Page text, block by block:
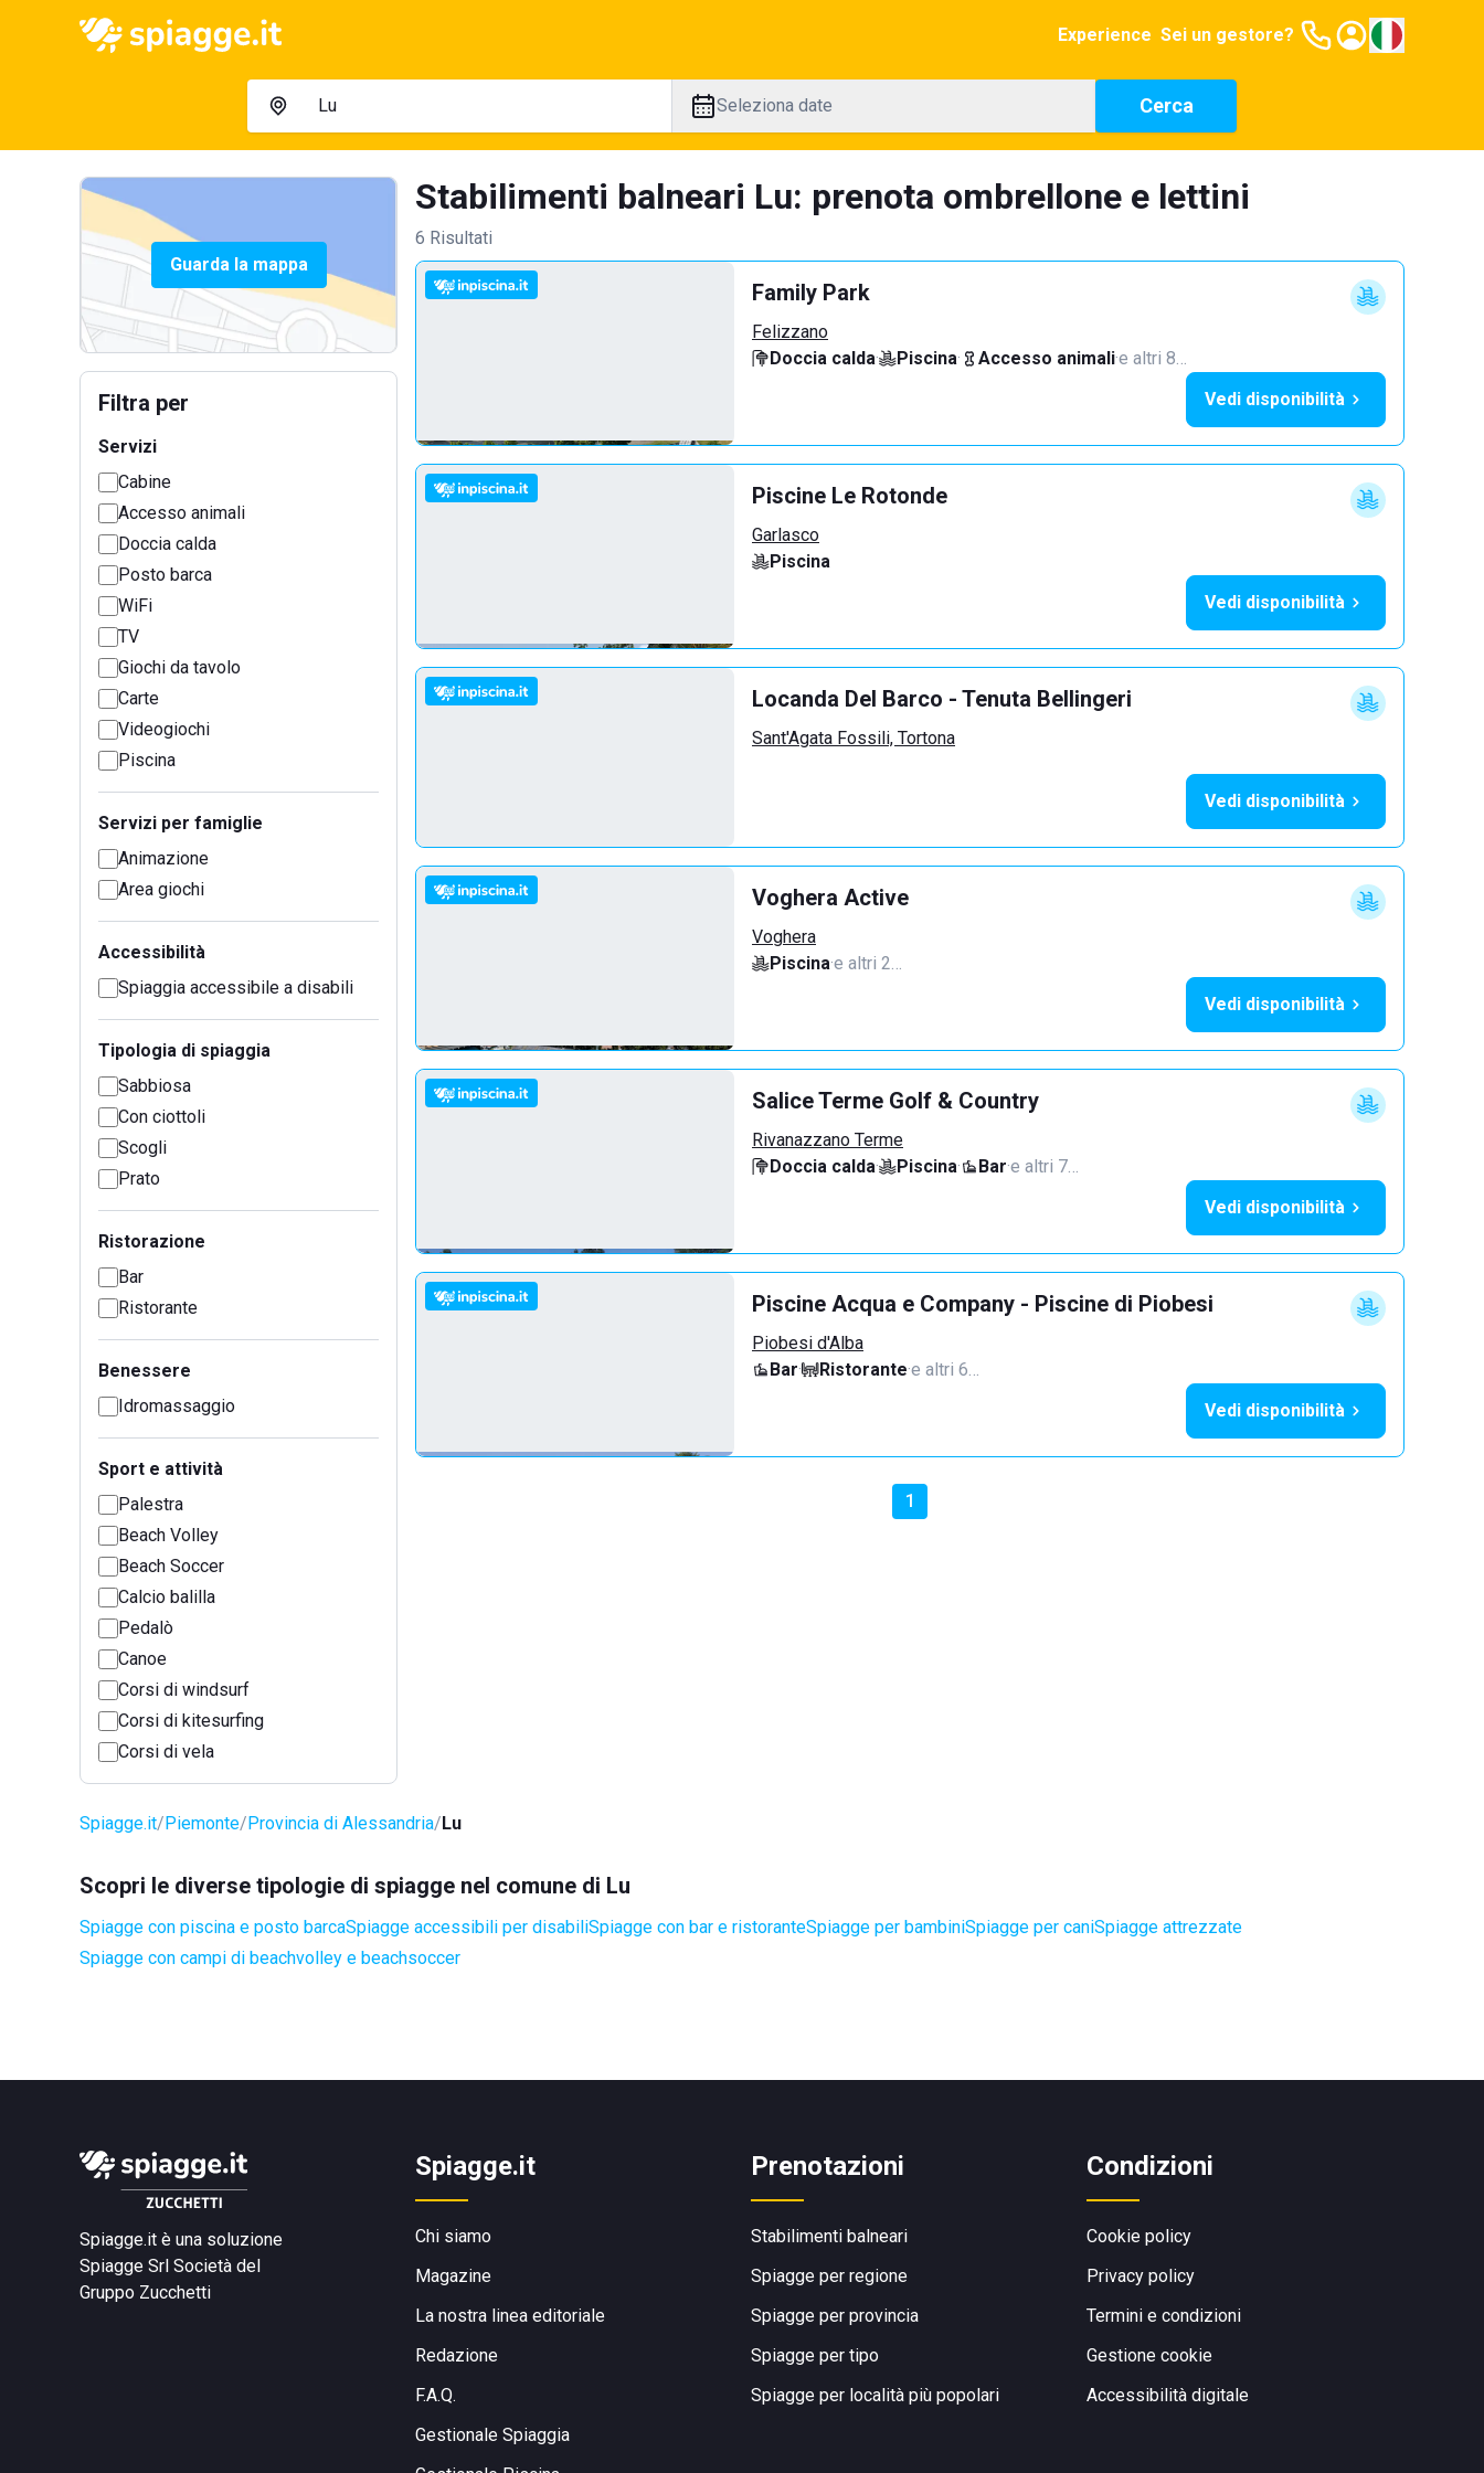
Experience Sei un gestore?
Seleziona date Cerca
Guarda la mappa
Filtra per
Servizi
Cabine
Accesso animali
Doccia calda
Posto barca
WiFi
TV
Giochi da tavolo
Carte
Videogiochi
Piscina
Servizi per famiglie
Animazione
Area giochi
Accessibilità
Spiaggia accessibile a disabili
Tipologia di spiaggia
Sabbiosa
Con ciottoli
Scogli
Prato
Ristorazione
Bar
Ristorante
Benessere
Idromassaggio
Sport e attività
Palestra
Beach Volley
Beach Soccer
Calcio balilla
Pedalò
Canoe
Corsi di windsurf
Corsi di kitesurfing
Corsi di vela
Stabilimenti balneari Lu: prenota ombrellone e lettini
6 Risultati
Family Park
Felizzano
Doccia calda· Piscina· Accesso animali·e altri 8…
Vedi disponibilità
Piscine Le Rotonde
Garlasco
Piscina
Vedi disponibilità
Locanda Del Barco - Tenuta Bellingeri
Sant'Agata Fossili, Tortona
Vedi disponibilità
Voghera Active
Voghera
Piscina·e altri 2…
Vedi disponibilità
Salice Terme Golf & Country
Rivanazzano Terme
Doccia calda· Piscina· Bar·e altri 7…
Vedi disponibilità
Piscine Acqua e Company - Piscine di Piobesi
Piobesi d'Alba
Bar· Ristorante·e altri 6…
Vedi disponibilità
1
Spiagge.it Piemonte Provincia di Alessandria Lu
Scopri le diverse tipologie di spiagge nel comune di Lu
Spiagge con piscina e posto barcaSpiagge accessibili per disabiliSpiagge con bar e ristoranteSpiagge per bambiniSpiagge per caniSpiagge attrezzate
Spiagge con campi di beachvolley e beachsoccer
Spiagge.it è una soluzione
Spiagge Srl Società del
Gruppo Zucchetti
Spiagge.it
Chi siamo
Magazine
La nostra linea editoriale
Redazione
F.A.Q.
Gestionale Spiaggia
Prenotazioni
Stabilimenti balneari
Spiagge per regione
Spiagge per provincia
Spiagge per tipo
Spiagge per località più popolari
Condizioni
Cookie policy
Privacy policy
Termini e condizioni
Gestione cookie
Accessibilità digitale